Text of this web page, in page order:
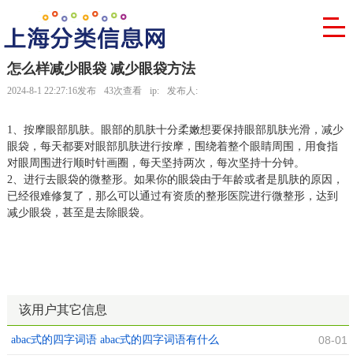
怎么样减少眼袋 减少眼袋方法
2024-8-1 22:27:16发布 43次查看 ip: 发布人:
1、按摩眼部肌肤。眼部的肌肤十分柔嫩想要保持眼部肌肤光滑，减少
眼袋，每天都要对眼部肌肤进行按摩，围绕着整个眼睛周围，用食指
对眼周围进行顺时针画圈，每天坚持两次，每次坚持十分钟。
2、进行去眼袋的微整形。如果你的眼袋由于年龄或者是肌肤的原因，
已经很难修复了，那么可以通过有资质的整形医院进行微整形，达到
减少眼袋，甚至是去除眼袋。
该用户其它信息
abac式的四字词语 abac式的四字词语有什么 08-01